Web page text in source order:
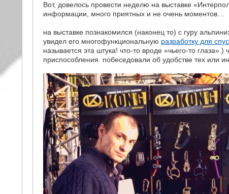
Вот, довелось провести неделю на выставке
информации, много приятных и не очень моментов…
на выставке познакомился (наконец то) с гуру
увидел его многофункциональную разработку для
называется эта штука! что-то вроде «чьего-то
приспособления. побеседовали об удобстве тех или